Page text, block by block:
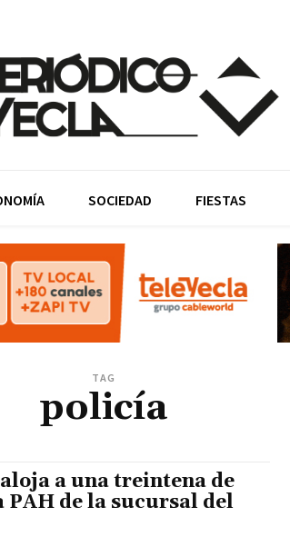
SOCIEDAD FIESTAS
TAG
policía
a una treintena de
PAH de la sucursal del